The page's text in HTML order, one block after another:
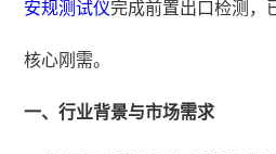
安规测试仪完成前置出口检测，
核心刚需。
一、行业背景与市场需求